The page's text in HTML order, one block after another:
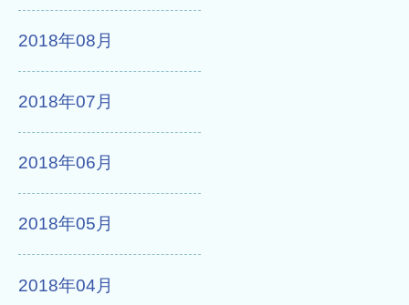
2018年08月
2018年07月
2018年06月
2018年05月
2018年04月